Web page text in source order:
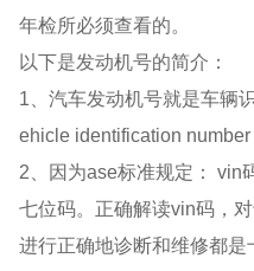
年检所必须查看的。
以下是发动机号的简介：
1、汽车发动机号就是车辆
ehicle identification number
2、因为ase标准规定： vin
七位码。正确解读vin码，
进行正确地诊断和维修都是